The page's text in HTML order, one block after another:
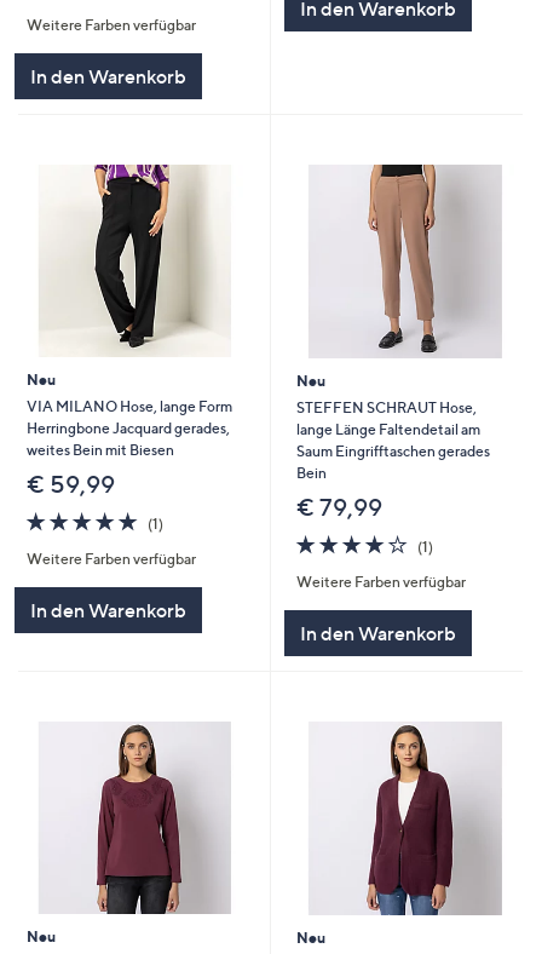
von
5
Weitere Farben verfügbar
In den Warenkorb
In den Warenkorb
Neu
VIA MILANO Hose, lange Form
Herringbone Jacquard gerades,
weites Bein mit Biesen
€ 59,99
5.0
von
5
(1)1
Weitere Farben verfügbar
In den Warenkorb
Neu
STEFFEN SCHRAUT Hose,
lange Länge Faltendetail am
Saum Eingrifftaschen gerades
Bein
€ 79,99
4.0
von
5
(1)1
Weitere Farben verfügbar
In den Warenkorb
Neu
Neu